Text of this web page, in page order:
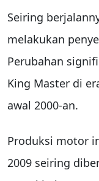
Seiring
melakukan
Perubahan
King Master di
awal 2000-an.
Produksi motor
2009 seiring